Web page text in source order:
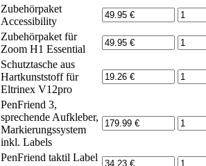
Zubehörpaket
Accessibility
Zubehörpaket für
Zoom H1 Essential
Schutztasche aus
Hartkunststoff für
Eltrinex V12pro
PenFriend 3,
sprechende Aufkleber,
Markierungssystem
inkl. Labels
PenFriend taktil Label